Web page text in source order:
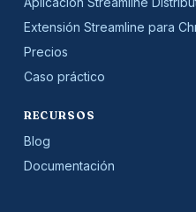
Extensión Streamline para
Precios
Caso práctico
RECURSOS
Blog
Documentación